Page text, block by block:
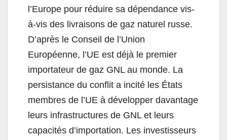
l’Europe pour réduire sa dépendance vis-
à-vis des livraisons de gaz naturel russe.
D’après le Conseil de l’Union
Européenne, l’UE est déjà le premier
importateur de gaz GNL au monde. La
persistance du conflit a incité les États
membres de l’UE à développer davantage
leurs infrastructures de GNL et leurs
capacités d’importation. Les investisseurs